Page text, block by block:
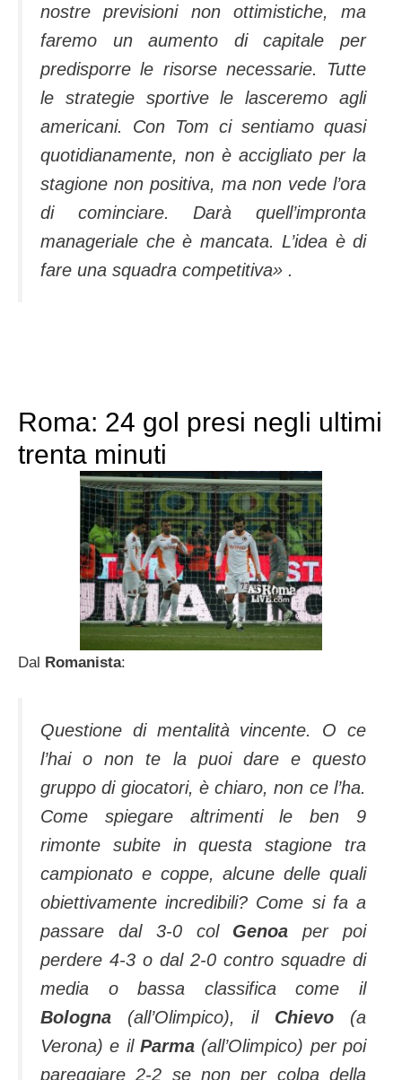
nostre previsioni non ottimistiche, ma
faremo un aumento di capitale per
predisporre le risorse necessarie. Tutte
le strategie sportive le lasceremo agli
americani. Con Tom ci sentiamo quasi
quotidianamente, non è accigliato per la
stagione non positiva, ma non vede l’ora
di cominciare. Darà quell’impronta
manageriale che è mancata. L’idea è di
fare una squadra competitiva» .
Roma: 24 gol presi negli ultimi
trenta minuti
Dal Romanista:
Questione di mentalità vincente. O ce
l’hai o non te la puoi dare e questo
gruppo di giocatori, è chiaro, non ce l’ha.
Come spiegare altrimenti le ben 9
rimonte subite in questa stagione tra
campionato e coppe, alcune delle quali
obiettivamente incredibili? Come si fa a
passare dal 3-0 col Genoaper poi
perdere 4-3 o dal 2-0 contro squadre di
media o bassa classifica come il
Bologna (all’Olimpico), il Chievo (a
Verona) e il Parma (all’Olimpico) per poi
pareggiare 2-2 se non per colpa della